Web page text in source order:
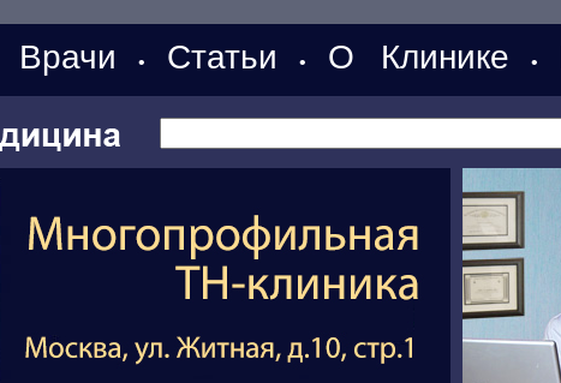
Врачи • Статьи • О Клинике •